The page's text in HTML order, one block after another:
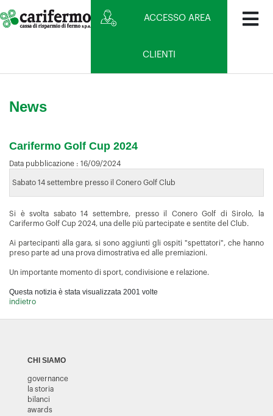
ACCESSO AREA
CLIENTI
News
Carifermo Golf Cup 2024
Data pubblicazione : 16/09/2024
Sabato 14 settembre presso il Conero Golf Club
Si è svolta sabato 14 settembre, presso il Conero Golf di Sirolo, la
Carifermo Golf Cup 2024, una delle più partecipate e sentite del Club.
Ai partecipanti alla gara, si sono aggiunti gli ospiti "spettatori", che hanno
preso parte ad una prova dimostrativa ed alle premiazioni.
Un importante momento di sport, condivisione e relazione.
Questa notizia è stata visualizzata 2001 volte
indietro
CHI SIAMO
governance
la storia
bilanci
awards